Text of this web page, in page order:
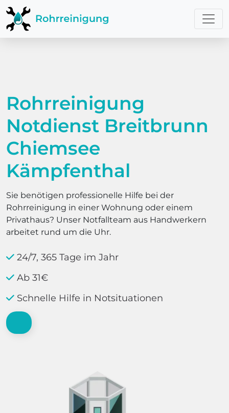
Rohrreinigung
Notdienst Breitbrunn
Chiemsee
Kämpfenthal
Sie benötigen professionelle Hilfe bei der
Rohrreinigung in einer Wohnung oder einem
Privathaus? Unser Notfallteam aus Handwerkern
arbeitet rund um die Uhr.
24/7, 365 Tage im Jahr
Ab 31€
Schnelle Hilfe in Notsituationen